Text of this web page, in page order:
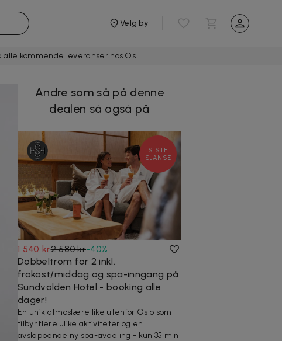
Velg by
60% på The Solution + The Vitamin C i gave, samt 30% rabatt på alle kommende leveranser hos Oslo Skin Lab
Andre som så på denne
dealen så også på
SISTE
SJANSE
1 540 kr2 580 kr-40%
Dobbeltrom for 2 inkl.
frokost/middag og spa-inngang på
Sundvolden Hotel - booking alle
dager!
En unik atmosfære like utenfor Oslo som
tilbyr flere ulike aktiviteter og en
avslappende ny spa-avdeling - kun 35 min